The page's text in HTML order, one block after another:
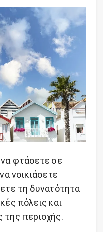
φτάσετε σε
νοικιάσετε
τη δυνατότητα
πόλεις και
της περιοχής.